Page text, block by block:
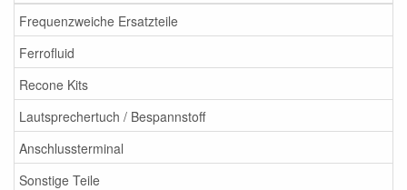
Frequenzweiche Ersatzteile
Ferrofluid
Recone Kits
Lautsprechertuch / Bespannstoff
Anschlussterminal
Sonstige Teile